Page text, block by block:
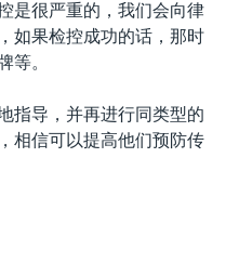
是很严重的，我们会向律
如果检控成功的话，那时
等。
指导，并再进行同类型的
相信可以提高他们预防传